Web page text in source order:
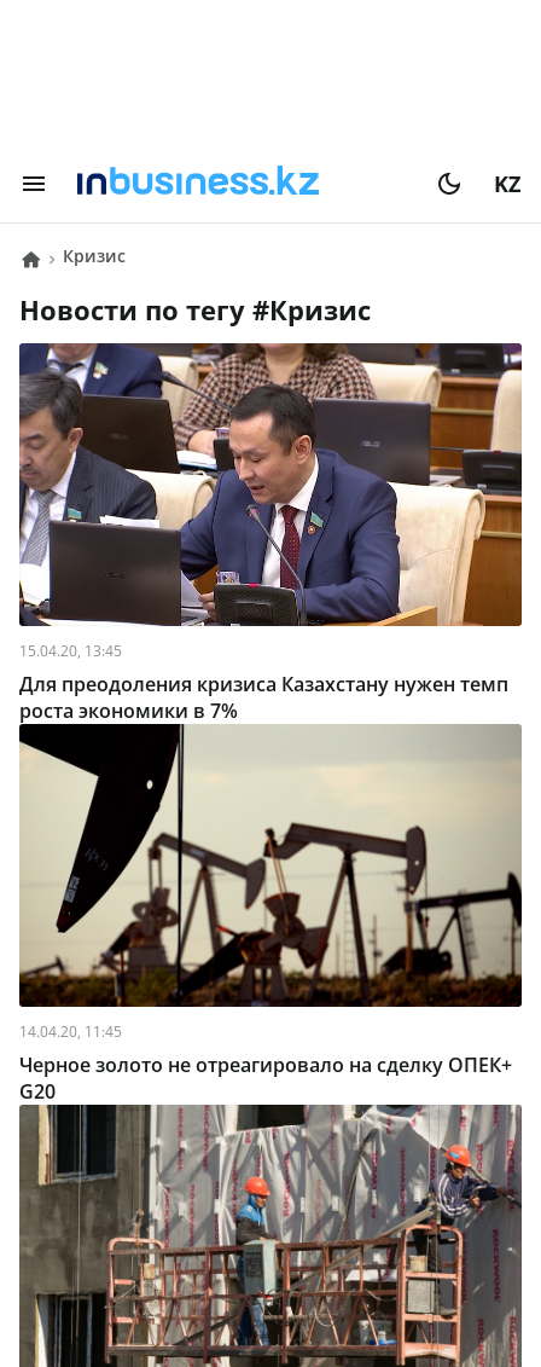
KZ
кризис
Новости по тегу # кризис
15.04.20, 13:45
Для преодоления кризиса Казахстану нужен темп
роста экономики в 7%
14.04.20, 11:45
Черное золото не отреагировало на сделку ОПЕК+
G20